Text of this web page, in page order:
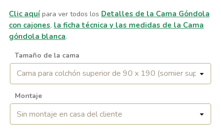
Clic aquí para ver todos los Detalles de la Cama Góndola
con cajones, la ficha técnica y las medidas de la Cama
góndola blanca.
Tamaño de la cama
Montaje